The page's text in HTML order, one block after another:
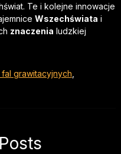
Te i kolejne innowacje
Wszechświata i
znaczenia ludzkiej
grawitacyjnych